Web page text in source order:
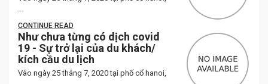
CONTINUE READ
Như chưa từng có dịch covid
19 - Sự trở lại của du khách/
kích cầu du lịch
Vào ngày 25 tháng 7, 2020 tại phố cổ hanoi,